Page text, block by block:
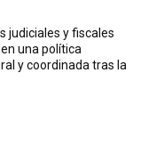
judiciales y fiscales
una política
y coordinada tras la